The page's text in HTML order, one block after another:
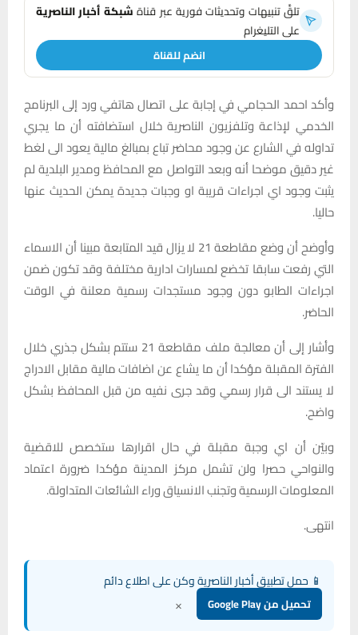
تلقَّ تنبيهات وتحديثات فورية عبر قناةشبكة أخبار الناصرية
على التليغرام
انضم للقناة
وأكد احمد الحجامي في إجابة على اتصال هاتفي ورد إلى البرنامج
الخدمي لإذاعة وتلفزيون الناصرية خلال استضافته أن ما يجري
تداوله في الشارع عن وجود محاضر تباع بمبالغ مالية يعود الى لغط
غير دقيق موضحا أنه وبعد التواصل مع المحافظ ومدير البلدية لم
يثبت وجود اي اجراءات قريبة او وجبات جديدة يمكن الحديث عنها
حاليا.
وأوضح أن وضع مقاطعة 21 لا يزال قيد المتابعة مبينا أن الاسماء
التي رفعت سابقا تخضع لمسارات ادارية مختلفة وقد تكون ضمن
اجراءات الطابو دون وجود مستجدات رسمية معلنة في الوقت
الحاضر.
وأشار إلى أن معالجة ملف مقاطعة 21 ستتم بشكل جذري خلال
الفترة المقبلة مؤكدا أن ما يشاع عن اضافات مالية مقابل الادراج
لا يستند الى قرار رسمي وقد جرى نفيه من قبل المحافظ بشكل
واضح.
وبيّن أن اي وجبة مقبلة في حال اقرارها ستخصص للاقضية
والنواحي حصرا ولن تشمل مركز المدينة مؤكدا ضرورة اعتماد
المعلومات الرسمية وتجنب الانسياق وراء الشائعات المتداولة.
انتهى.
📱 حمل تطبيق أخبار الناصرية وكن على اطلاع دائم
تحميل من Google Play ×